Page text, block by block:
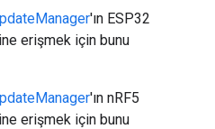
'ın ESP32
erişmek için bunu
'ın nRF5
erişmek için bunu